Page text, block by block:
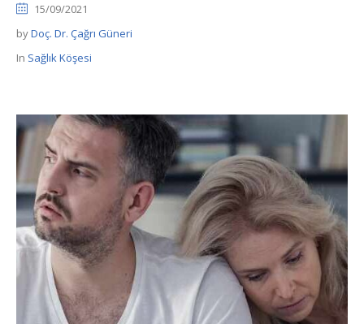
15/09/2021
byDoç. Dr. Çağrı Güneri
In Sağlık Köşesi